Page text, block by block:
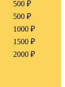
500 ₽
500 ₽
1000 ₽
1500 ₽
2000 ₽